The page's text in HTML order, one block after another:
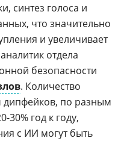
синтез голоса и
что значительно
и увеличивает
отдела
безопасности
. Количество
дипфейков, по разным
30% год к году,
с ИИ могут быть